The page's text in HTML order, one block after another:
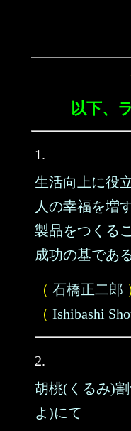
以下、
1.
生活向上に役立
人の幸福を増
製品をつくる
成功の基である
（ 石橋正二郎
（ Ishibashi
2.
胡桃(くるみ)
よ)にて